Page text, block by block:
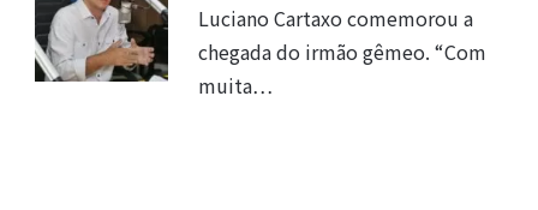
Luciano Cartaxo comemorou a
chegada do irmão gêmeo. “Com
muita…